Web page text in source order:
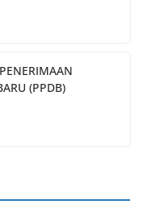
(PPDB)